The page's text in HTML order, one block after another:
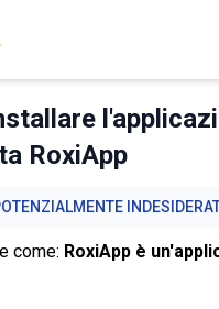
RoxiApp
come: RoxiApp è